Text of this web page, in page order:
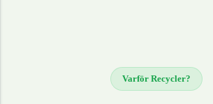
Varför Recycler?